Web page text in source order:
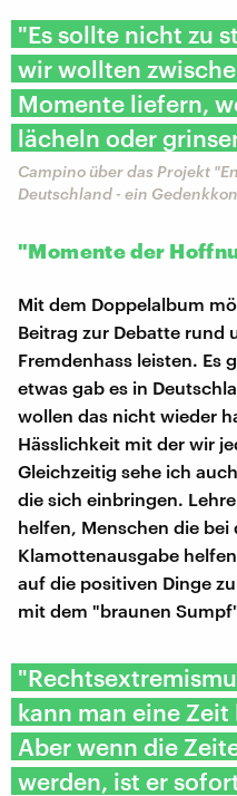
"Es sollte nicht zu
wir wollten
Momente liefern,
lächeln oder
Campino über das Projekt
Deutschland - ein
"Momente der
Mit dem Doppelalbum
Beitrag zur Debatte rund
Fremdenhass leisten. Es
etwas gab es in
wollen das nicht wieder
Hässlichkeit mit der wir
Gleichzeitig sehe ich
die sich einbringen.
helfen, Menschen die bei
Klamottenausgabe
auf die positiven Dinge
mit dem "braunen
kann man eine
Aber wenn die
werden, ist er